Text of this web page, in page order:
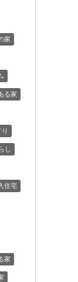
家
る家
し
住宅
家